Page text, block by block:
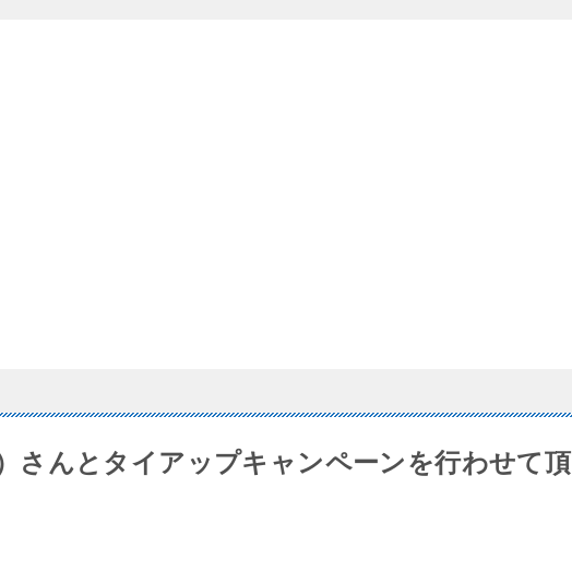
さんとタイアップキャンペーンを行わせて頂